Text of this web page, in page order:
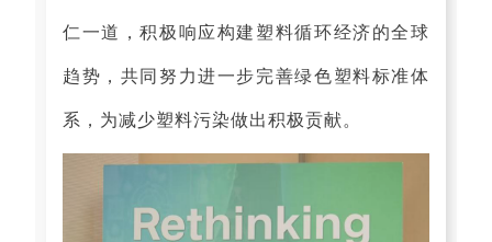
仁一道，积极响应构建塑料循环经济的全球
趋势，共同努力进一步完善绿色塑料标准体
系，为减少塑料污染做出积极贡献。